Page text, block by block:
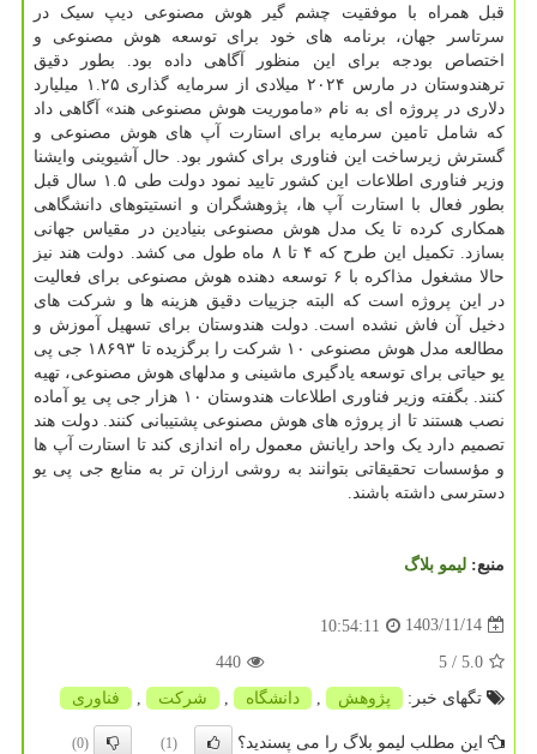
قبل همراه با موفقیت چشم گیر هوش مصنوعی دیپ سیک در
سرتاسر جهان، برنامه های خود برای توسعه هوش مصنوعی و
اختصاص بودجه برای این منظور آگاهی داده بود. بطور دقیق
ترهندوستان در مارس ۲۰۲۴ میلادی از سرمایه گذاری ۱.۲۵ میلیارد
دلاری در پروژه ای به نام «ماموریت هوش مصنوعی هند» آگاهی داد
که شامل تامین سرمایه برای استارت آپ های هوش مصنوعی و
گسترش زیرساخت این فناوری برای کشور بود. حال آشیوینی وایشنا
وزیر فناوری اطلاعات این کشور تایید نمود دولت طی ۱.۵ سال قبل
بطور فعال با استارت آپ ها، پژوهشگران و انستیتوهای دانشگاهی
همکاری کرده تا یک مدل هوش مصنوعی بنیادین در مقیاس جهانی
بسازد. تکمیل این طرح که ۴ تا ۸ ماه طول می کشد. دولت هند نیز
حالا مشغول مذاکره با ۶ توسعه دهنده هوش مصنوعی برای فعالیت
در این پروژه است که البته جزییات دقیق هزینه ها و شرکت های
دخیل آن فاش نشده است. دولت هندوستان برای تسهیل آموزش و
مطالعه مدل هوش مصنوعی ۱۰ شرکت را برگزیده تا ۱۸۶۹۳ جی پی
یو حیاتی برای توسعه یادگیری ماشینی و مدلهای هوش مصنوعی، تهیه
کنند. بگفته وزیر فناوری اطلاعات هندوستان ۱۰ هزار جی پی یو آماده
نصب هستند تا از پروژه های هوش مصنوعی پشتیبانی کنند. دولت هند
تصمیم دارد یک واحد رایانش معمول راه اندازی کند تا استارت آپ ها
و مؤسسات تحقیقاتی بتوانند به روشی ارزان تر به منابع جی پی یو
دسترسی داشته باشند.
منبع: لیمو بلاگ
1403/11/14
10:54:11
5.0
/ 5
440
تگهای خبر:
پژوهش , دانشگاه , شركت , فناوری
این مطلب لیمو بلاگ را می پسندید؟ (1)
(0)